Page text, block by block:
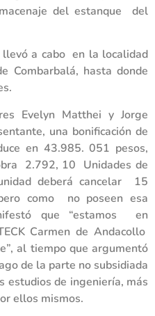
del estanque del
a cabo en la localidad
Combarbalá, hasta donde
Evelyn Matthei y Jorge
una bonificación de
en 43.985. 051 pesos,
2.792, 10 Unidades de
deberá cancelar 15
como no poseen esa
que “estamos en
Carmen de Andacollo
al tiempo que argumentó
de la parte no subsidiada
estudios de ingeniería, más
ellos mismos.